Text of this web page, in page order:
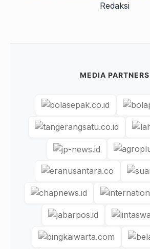
Redaksi
MEDIA PARTNERS